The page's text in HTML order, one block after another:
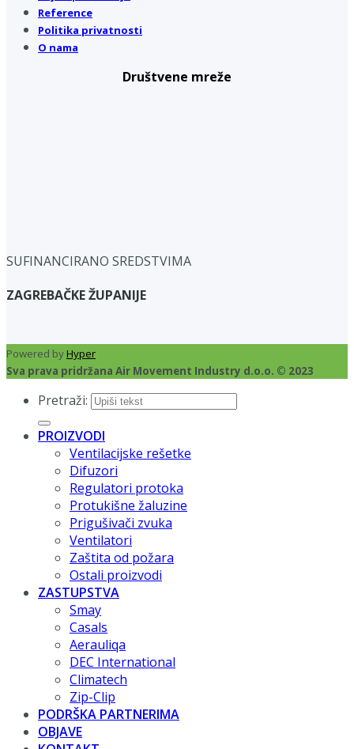
Reference
Politika privatnosti
O nama
Društvene mreže
SUFINANCIRANO SREDSTVIMA
ZAGREBAČKE ŽUPANIJE
Powered byHyper
Sva prava pridržana Air Movement Industry d.o.o. © 2023
Pretraži:
PROIZVODI
Ventilacijske rešetke
Difuzori
Regulatori protoka
Protukišne žaluzine
Prigušivači zvuka
Ventilatori
Zaštita od požara
Ostali proizvodi
ZASTUPSTVA
Smay
Casals
Aerauliqa
DEC International
Climatech
Zip-Clip
PODRŠKA PARTNERIMA
OBJAVE